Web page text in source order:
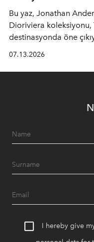
Bu yaz, Jonathan
Dioriviera koleksiyonu,
destinasyonda öne
07.13.2026
I hereby give